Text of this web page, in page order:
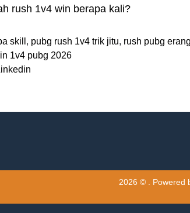
rush 1v4 win berapa kali?
skill , pubg rush 1v4 trik jitu, rush pubg
1v4 pubg 2026
2026 © . Powered